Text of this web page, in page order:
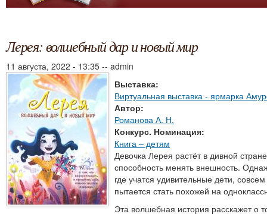
Лерея: волшебный дар и новый мир
11 августа, 2022 - 13:35 -- admin
Выставка:
Виртуальная выставка - ярмарка
Автор:
Романова А. Н.
Конкурс. Номинация:
Книга – детям
Девочка Лерея растёт в дивной
способность менять внешность.
где учатся удивительные дети,
пытается стать похожей на
Эта волшебная история расскажет о